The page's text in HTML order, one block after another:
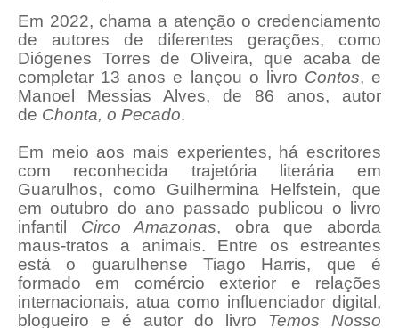
Em 2022, chama a atenção o credenciamento
de autores de diferentes gerações, como
Diógenes Torres de Oliveira, que acaba de
completar 13 anos e lançou o livro Contos, e
Manoel Messias Alves, de 86 anos, autor
de Chonta, o Pecado.
Em meio aos mais experientes, há escritores
com reconhecida trajetória literária em
Guarulhos, como Guilhermina Helfstein, que
em outubro do ano passado publicou o livro
infantil Circo Amazonas, obra que aborda
maus-tratos a animais. Entre os estreantes
está o guarulhense Tiago Harris, que é
formado em comércio exterior e relações
internacionais, atua como influenciador digital,
blogueiro e é autor do livro Temos Nosso